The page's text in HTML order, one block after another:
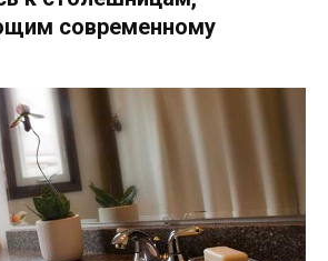
современному